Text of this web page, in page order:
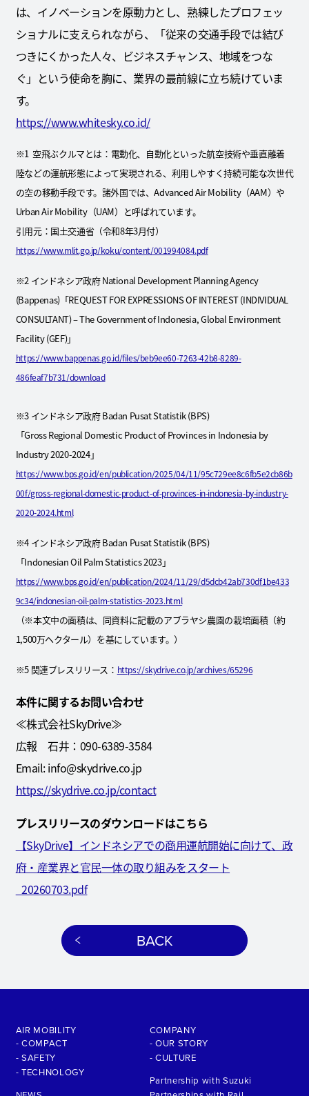
は、イノベーションを原動力とし、熟練したプロフェッ
ショナルに支えられながら、「従来の交通手段では結び
つきにくかった人々、ビジネスチャンス、地域をつな
ぐ」という使命を胸に、業界の最前線に立ち続けていま
す。
https://www.whitesky.co.id/
※1 空飛ぶクルマとは：電動化、自動化といった航空技術や垂直離着
陸などの運航形態によって実現される、利用しやすく持続可能な次世代
の空の移動手段です。諸外国では、Advanced Air Mobility（AAM）や
Urban Air Mobility（UAM）と呼ばれています。
引用元：国土交通省（令和8年3月付）
https://www.mlit.go.jp/koku/content/001994084.pdf
※2 インドネシア政府 National Development Planning Agency
(Bappenas)「REQUEST FOR EXPRESSIONS OF INTEREST (INDIVIDUAL
CONSULTANT) – The Government of Indonesia, Global Environment
Facility (GEF)」
https://www.bappenas.go.id/files/beb9ee60-7263-42b8-8289-
486feaf7b731/download
※3 インドネシア政府 Badan Pusat Statistik (BPS)
「Gross Regional Domestic Product of Provinces in Indonesia by
Industry 2020-2024」
https://www.bps.go.id/en/publication/2025/04/11/95c729ee8c6fb5e2cb86b
00f/gross-regional-domestic-product-of-provinces-in-indonesia-by-industry-
2020-2024.html
※4 インドネシア政府 Badan Pusat Statistik (BPS)
「Indonesian Oil Palm Statistics 2023」
https://www.bps.go.id/en/publication/2024/11/29/d5dcb42ab730df1be433
9c34/indonesian-oil-palm-statistics-2023.html
（※本文中の面積は、同資料に記載のアブラヤシ農園の栽培面積（約
1,500万ヘクタール）を基にしています。）
※5 関連プレスリリース： https://skydrive.co.jp/archives/65296
本件に関するお問い合わせ
≪株式会社SkyDrive≫
広報 石井：090-6389-3584
Email: info@skydrive.co.jp
https://skydrive.co.jp/contact
プレスリリースのダウンロードはこちら
【SkyDrive】インドネシアでの商用運航開始に向けて、政
府・産業界と官民一体の取り組みをスタート
_20260703.pdf
BACK
AIR MOBILITY
- COMPACT
- SAFETY
- TECHNOLOGY
COMPANY
- OUR STORY
- CULTURE
Partnership with Suzuki